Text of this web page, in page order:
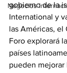
Negocios
gobierno de la
International y
las Américas, el
Foro explorará
países
pueden